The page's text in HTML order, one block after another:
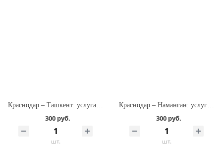
300 руб.
шт.
300 руб.
шт.